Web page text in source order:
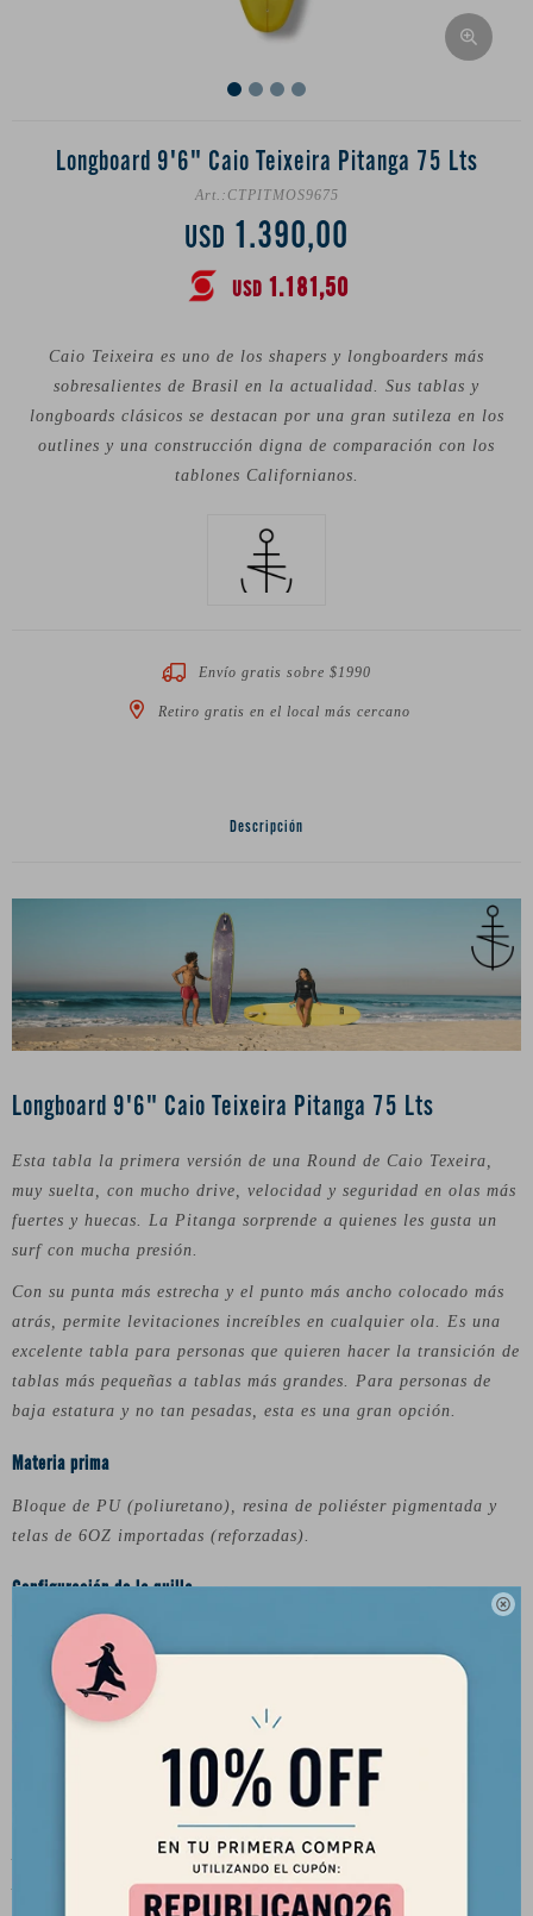

Longboard 9'6" Caio Teixeira Pitanga 75 Lts
CTPITMOS9675
USD 1.390,00
USD 1.181,50
Caio Teixeira es uno de los shapers y longboarders más
sobresalientes de Brasil en la actualidad. Sus tablas y
longboards clásicos se destacan por una gran sutileza en los
outlines y una construcción digna de comparación con los
tablones Californianos.
Envío gratis sobre $1990
Retiro gratis en el local más cercano
Descripción
Longboard 9'6" Caio Teixeira Pitanga 75 Lts
Esta tabla la primera versión de una Round de Caio Texeira,
muy suelta, con mucho drive, velocidad y seguridad en olas más
fuertes y huecas. La Pitanga sorprende a quienes les gusta un
surf con mucha presión.
Con su punta más estrecha y el punto más ancho colocado más
atrás, permite levitaciones increíbles en cualquier ola. Es una
excelente tabla para personas que quieren hacer la transición de
tablas más pequeñas a tablas más grandes. Para personas de
baja estatura y no tan pesadas, esta es una gran opción.
Materia prima
Bloque de PU (poliuretano), resina de poliéster pigmentada y
telas de 6OZ importadas (reforzadas).
Configuración de la quilla
Monoquilla, caja - sistema Future Fins.
Nivel de surf
Para surfistas de todos los niveles.
Olas de hasta 2.0 metros. Prefiere olas más huecas y con más
presión, de esta manera podrás extraer lo mejor que este modelo
puede ofrecerte.